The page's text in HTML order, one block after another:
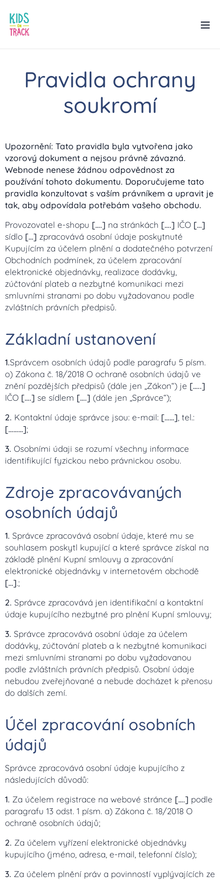
Pravidla ochrany
soukromí
Upozornění: Tato pravidla byla vytvořena jako
vzorový dokument a nejsou právně závazná.
Webnode nenese žádnou odpovědnost za
používání tohoto dokumentu. Doporučujeme tato
pravidla konzultovat s vaším právníkem a upravit je
tak, aby odpovídala potřebám vašeho obchodu.
Provozovatel e-shopu [….] na stránkách [….] IČO […]
sídlo […] zpracovává osobní údaje poskytnuté
Kupujícím za účelem plnění a dodatečného potvrzení
Obchodních podmínek, za účelem zpracování
elektronické objednávky, realizace dodávky,
zúčtování plateb a nezbytné komunikaci mezi
smluvními stranami po dobu vyžadovanou podle
zvláštních právních předpisů.
Základní ustanovení
1.Správcem osobních údajů podle paragrafu 5 písm.
o) Zákona č. 18/2018 O ochraně osobních údajů ve
znění pozdějších předpisů (dále jen „Zákon“) je […..]
IČO [….] se sídlem [….] (dále jen „Správce“);
2. Kontaktní údaje správce jsou: e-mail: [……] , tel.:
[………];
3. Osobními údaji se rozumí všechny informace
identifikující fyzickou nebo právnickou osobu.
Zdroje zpracovávaných
osobních údajů
1. Správce zpracovává osobní údaje, které mu se
souhlasem poskytl kupující a které správce získal na
základě plnění Kupní smlouvy a zpracování
elektronické objednávky v internetovém obchodě
[…].;
2. Správce zpracovává jen identifikační a kontaktní
údaje kupujícího nezbytné pro plnění Kupní smlouvy;
3. Správce zpracovává osobní údaje za účelem
dodávky, zúčtování plateb a k nezbytné komunikaci
mezi smluvními stranami po dobu vyžadovanou
podle zvláštních právních předpisů. Osobní údaje
nebudou zveřejňované a nebude docházet k přenosu
do dalších zemí.
Účel zpracování osobních
údajů
Správce zpracovává osobní údaje kupujícího z
následujících důvodů:
1. Za účelem registrace na webové stránce [….] podle
paragrafu 13 odst. 1 písm. a) Zákona č. 18/2018 O
ochraně osobních údajů;
2. Za účelem vyřízení elektronické objednávky
kupujícího (jméno, adresa, e-mail, telefonní číslo);
3. Za účelem plnění práv a povinností vyplývajících ze